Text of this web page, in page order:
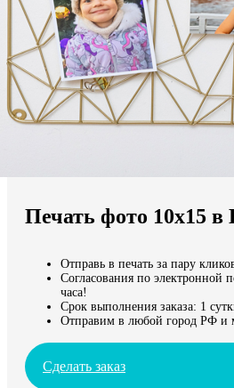
Мы доставляем по всему миру
Продолжить без города
Печать фото 10х15 в
Отправь в печать за пару
Согласования по электронной
часа!
Срок выполнения заказа: 1
Отправим в любой город РФ и
Сделать заказ